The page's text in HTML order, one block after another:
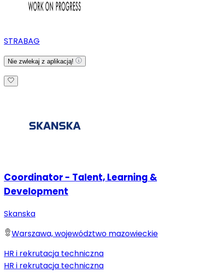
STRABAG
Nie zwlekaj z aplikacją!
Coordinator - Talent, Learning &
Development
Skanska
Warszawa, województwo mazowieckie
HR i rekrutacja techniczna
HR i rekrutacja techniczna